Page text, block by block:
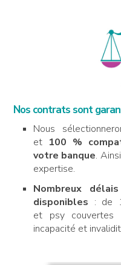
Nos contrats sont
Nous
et 100 %
votre banque.
expertise.
Nombreux
disponibles : de
et psy couvertes
incapacité et